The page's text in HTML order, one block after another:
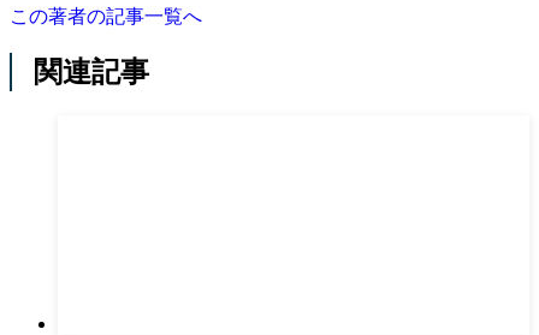
この著者の記事一覧へ
関連記事